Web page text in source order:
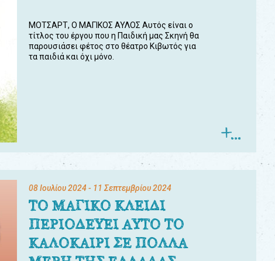
ΜΟΤΣΑΡΤ, Ο ΜΑΓΙΚΟΣ ΑΥΛΟΣ Αυτός είναι ο
τίτλος του έργου που η Παιδική μας Σκηνή θα
παρουσιάσει φέτος στο θέατρο Κιβωτός για
τα παιδιά και όχι μόνο.
08 Ιουλίου 2024- 11 Σεπτεμβρίου 2024
ΤΟ ΜΑΓΙΚΟ ΚΛΕΙΔΙ
ΠΕΡΙΟΔΕΥΕΙ ΑΥΤΟ ΤΟ
ΚΑΛΟΚΑΙΡΙ ΣΕ ΠΟΛΛΑ